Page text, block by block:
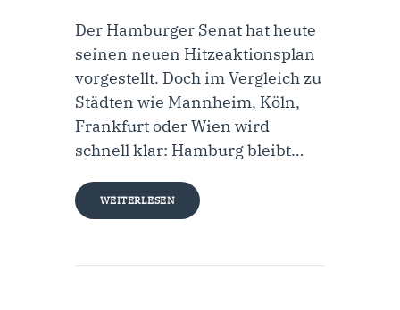
Der Hamburger Senat hat heute
seinen neuen Hitzeaktionsplan
vorgestellt. Doch im Vergleich zu
Städten wie Mannheim, Köln,
Frankfurt oder Wien wird
schnell klar: Hamburg bleibt…
WEITERLESEN